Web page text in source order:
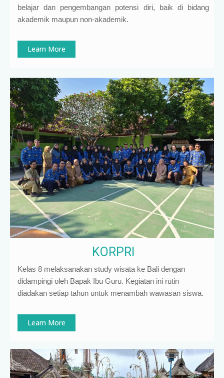
belajar dan pengembangan potensi diri, baik di bidang
akademik maupun non-akademik.
Learn More
KORPRI
Kelas 8 melaksanakan study wisata ke Bali dengan
didampingi oleh Bapak Ibu Guru. Kegiatan ini rutin
diadakan setiap tahun untuk menambah wawasan siswa.
Learn More